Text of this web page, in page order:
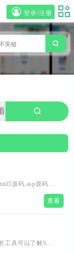
登录/注册
源码,asp源码，
站模板,开发工具下
查看
工具可以了解SEO